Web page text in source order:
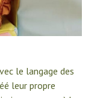
le langage des
leur propre